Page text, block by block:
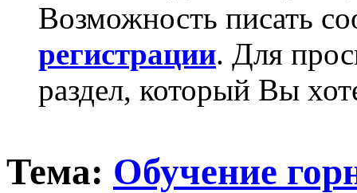
Возможность писать
регистрации. Для
раздел, который Вы
Тема: Обучение